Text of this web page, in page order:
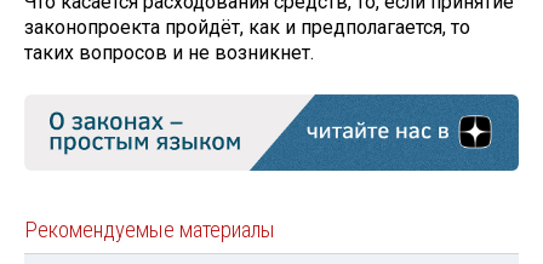
законопроекта пройдёт, как и предполагается, то
таких вопросов и не возникнет.
Рекомендуемые материалы